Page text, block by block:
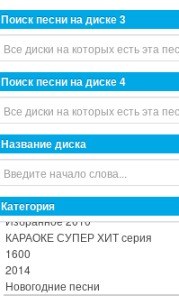
Поиск песни на диске 3
Поиск песни на диске 4
Название диска
Категория